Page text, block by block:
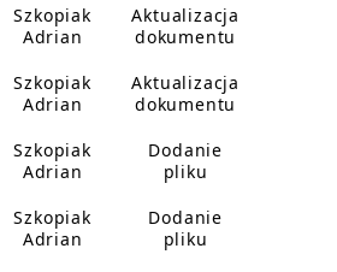
Szkopiak
Adrian
Aktualizacja
dokumentu
Szkopiak
Adrian
Aktualizacja
dokumentu
Szkopiak
Adrian
Dodanie
pliku
Szkopiak
Adrian
Dodanie
pliku